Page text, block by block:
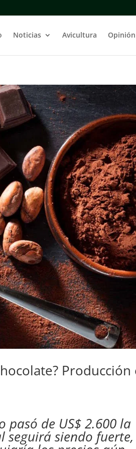
Noticias Avicultura Opinión
Producción
de US$ 2.600 la
seguirá siendo fuerte,